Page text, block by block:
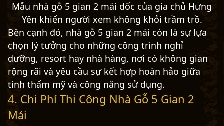
Mẫu nhà gỗ 5 gian 2 mái dốc của gia chủ Hưng
Yên khiến người xem không khỏi trầm trồ.
Bên cạnh đó, nhà gỗ 5 gian 2 mái còn là sự lựa
chọn lý tưởng cho những công trình nghỉ
dưỡng, resort hay nhà hàng, nơi có không gian
rộng rãi và yêu cầu sự kết hợp hoàn hảo giữa
tính thẩm mỹ và công năng sử dụng.
4. Chi Phí Thi Công Nhà Gỗ 5 Gian 2
Mái